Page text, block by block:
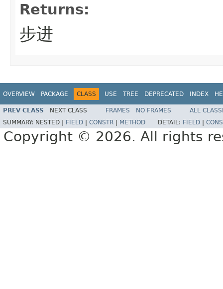
Returns:
步进
OVERVIEW PACKAGE CLASS USE TREE DEPRECATED INDEX
PREV CLASS NEXT CLASS FRAMES NO FRAMES
ALL
SUMMARY: NESTED | FIELD CONSTR METHOD DETAIL: FIELD
Copyright © 2026. All rights